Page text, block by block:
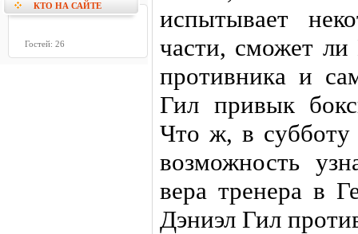
КТО НА САЙТЕ
Гостей: 26
испытывает
части, сможет ли
противника и
Гил привык
Что ж, в
возможность
вера тренера в
Дэниэл Гил